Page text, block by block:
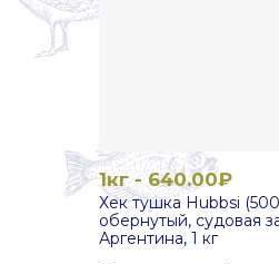
1кг - 640.00₽
Хек тушка Hubbsi
обернутый, судовая
Аргентина, 1 кг